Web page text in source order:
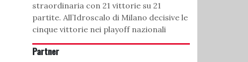
straordinaria con 21 vittorie su 21
partite. All’Idroscalo di Milano decisive le
cinque vittorie nei playoff nazionali
Partner